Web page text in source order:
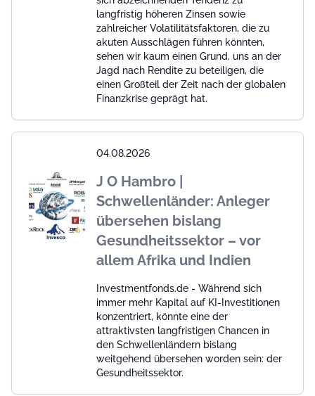
langfristig höheren Zinsen sowie
zahlreicher Volatilitätsfaktoren, die zu
akuten Ausschlägen führen könnten,
sehen wir kaum einen Grund, uns an der
Jagd nach Rendite zu beteiligen, die
einen Großteil der Zeit nach der globalen
Finanzkrise geprägt hat.
04.08.2026
J O Hambro |
Schwellenländer: Anleger
übersehen bislang
Gesundheitssektor – vor
allem Afrika und Indien
Investmentfonds.de - Während sich
immer mehr Kapital auf KI-Investitionen
konzentriert, könnte eine der
attraktivsten langfristigen Chancen in
den Schwellenländern bislang
weitgehend übersehen worden sein: der
Gesundheitssektor.